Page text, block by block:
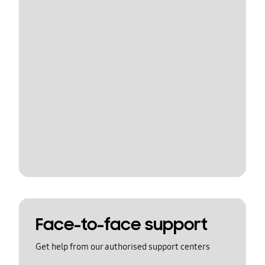
Face-to-face support
Get help from our authorised support centers